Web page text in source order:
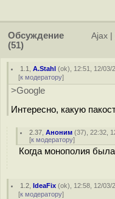
Обсуждение
(51)
Ajax
1.1 ,A.Stahl (ok), 12:51, 12/03/
[к модератору]
>Google
Интересно, какую
2.37 ,Аноним (37), 22:32,
[к модератору]
Когда монополия
1.2 ,IdeaFix (ok), 12:58, 12/03/
[к модератору]